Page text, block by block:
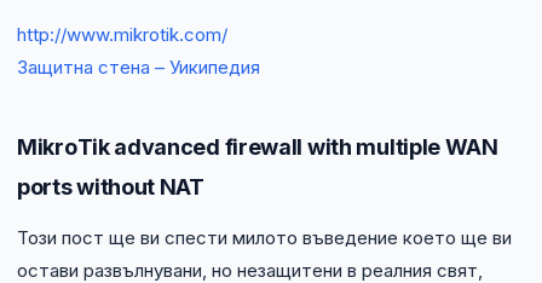
NIS2
Технически изисквания
Общи условия
Правна информация
http://www.mikrotik.com/
Защитна стена – Уикипедия
МikroТik advanced firewall with multiple WAN
ports without NAT
Този пост ще ви спести милото въведение което ще ви
остави развълнувани, но незащитени в реалния свят,